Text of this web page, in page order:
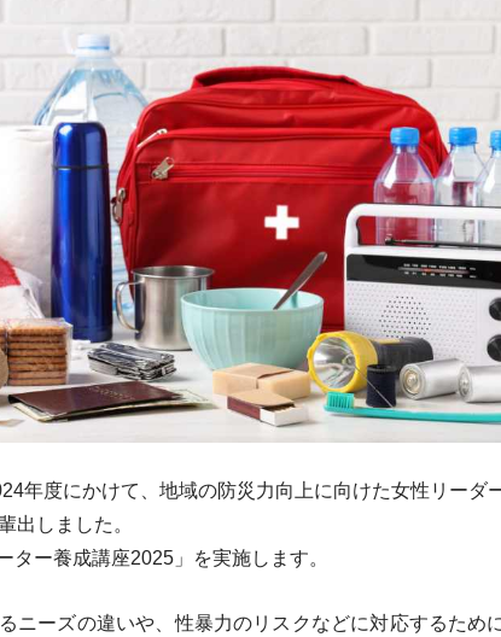
年度にかけて、地域の防災力向上に向けた女性リーダ
出しました。
ー養成講座2025」を実施します。
ニーズの違いや、性暴力のリスクなどに対応するため